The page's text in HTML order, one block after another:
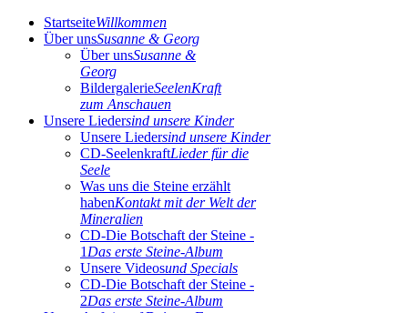
StartseiteWillkommen
Über unsSusanne & Georg
Über unsSusanne &
Georg
BildergalerieSeelenKraft
zum Anschauen
Unsere Liedersind unsere Kinder
Unsere Liedersind unsere Kinder
CD-SeelenkraftLieder für die
Seele
Was uns die Steine erzählt
habenKontakt mit der Welt der
Mineralien
CD-Die Botschaft der Steine -
1 Das erste Steine-Album
Unsere Videosund Specials
CD-Die Botschaft der Steine -
2Das erste Steine-Album